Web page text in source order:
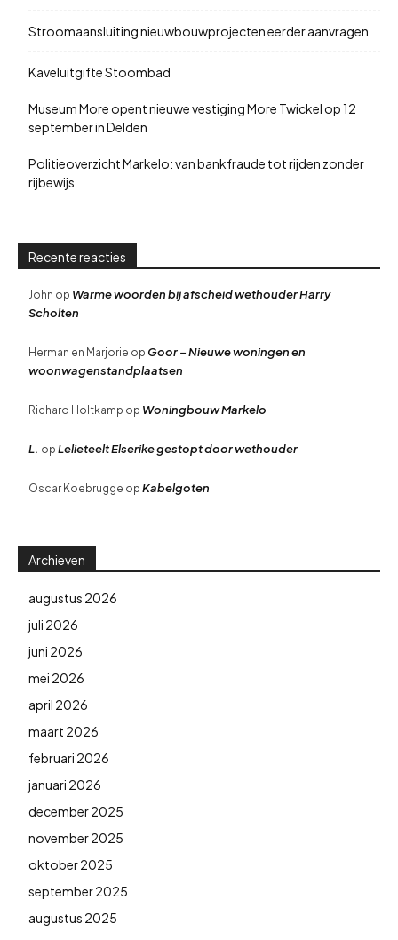
Stroomaansluiting nieuwbouwprojecten eerder aanvragen
Kaveluitgifte Stoombad
Museum More opent nieuwe vestiging More Twickel op 12
september in Delden
Politieoverzicht Markelo: van bankfraude tot rijden zonder
rijbewijs
Recente reacties
John op Warme woorden bij afscheid wethouder Harry
Scholten
Herman en Marjorie op Goor – Nieuwe woningen en
woonwagenstandplaatsen
Richard Holtkamp op Woningbouw Markelo
L. op Lelieteelt Elserike gestopt door wethouder
Oscar Koebrugge op Kabelgoten
Archieven
augustus 2026
juli 2026
juni 2026
mei 2026
april 2026
maart 2026
februari 2026
januari 2026
december 2025
november 2025
oktober 2025
september 2025
augustus 2025